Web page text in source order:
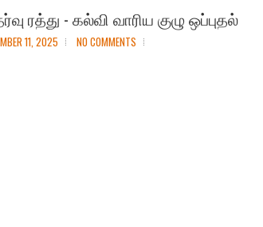
ரத்து - கல்வி வாரிய குழு ஒப்புதல்
11, 2025 NO COMMENTS